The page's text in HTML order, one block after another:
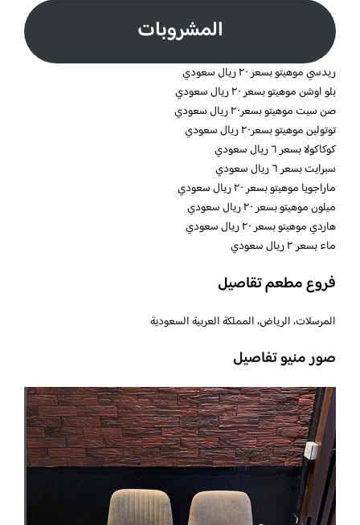
المشروبات
ريدسي موهيتو بسعر ٢٠ ريال سعودي
بلو اوشن موهيتو بسعر ٢٠ ريال سعودي
صن سيت موهيتو بسعر٢٠ ريال سعودي
توتولين موهيتو بسعر٢٠ ريال سعودي
كوكاكولا بسعر ٦ ريال سعودي
سبرايت بسعر ٦ ريال سعودي
ماراجويا موهيتو بسعر ٢٠ ريال سعودي
ميلون موهيتو بسعر ٢٠ ريال سعودي
هاردي موهيتو بسعر ٢٠ ريال سعودي
ماء بسعر ٢ ريال سعودي
فروع مطعم تقاصيل
المرسلات، الرياض، المملكة العربية السعودية
صور منيو تفاصيل